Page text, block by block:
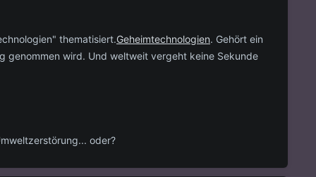
thematisiert.Geheimtechnologien. Gehört ein
genommen wird. Und weltweit vergeht keine Sekunde
oder?